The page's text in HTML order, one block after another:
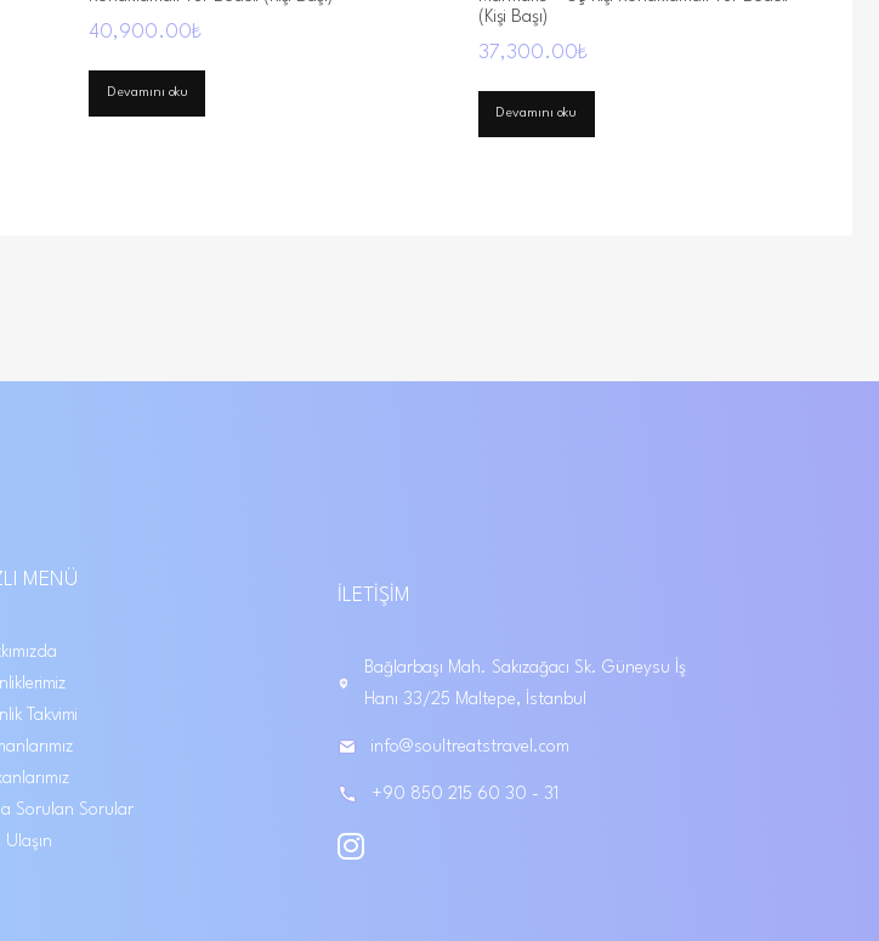
40,900.00₺
Devamını oku
(Kişi Başı)
37,300.00₺
Devamını oku
MENÜ
Takvimi
Sorulan Sorular
Ulaşın
İLETIŞIM
Bağlarbaşı Mah. Sakızağacı Sk. Güneysu İş
Hanı 33/25 Maltepe, İstanbul
info@soultreatstravel.com
+90 850 215 60 30 - 31